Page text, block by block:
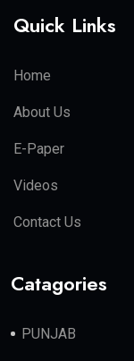
Quick Links
Home
About Us
E-Paper
Videos
Contact Us
Catagories
PUNJAB